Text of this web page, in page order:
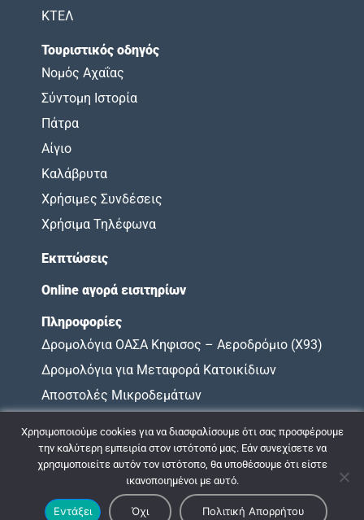
ΚΤΕΛ
Τουριστικός οδηγός
Νομός Αχαΐας
Σύντομη Ιστορία
Πάτρα
Αίγιο
Καλάβρυτα
Χρήσιμες Συνδέσεις
Χρήσιμα Τηλέφωνα
Εκπτώσεις
Online αγορά εισιτηρίων
Πληροφορίες
Δρομολόγια ΟΑΣΑ Κηφισος – Αεροδρόμιο (X93)
Δρομολόγια για Μεταφορά Κατοικίδιων
Αποστολές Μικροδεμάτων
Χάρτης Υποχρεώσεων
© 2009 - 2026 ΚΤΕΛ ΝΟΜΟΥ ΑΧΑΪΑΣ |Πολιτική Απορρήτου
Σχεδιασμός & Ανάπτυξη:
ΙΜΕ Πληροφορική
Χρησιμοποιούμε cookies για να διασφαλίσουμε ότι σας προσφέρουμε
την καλύτερη εμπειρία στον ιστότοπό μας. Εάν συνεχίσετε να
χρησιμοποιείτε αυτόν τον ιστότοπο, θα υποθέσουμε ότι είστε
ικανοποιημένοι με αυτό.
Εντάξει Όχι Πολιτική Απορρήτου